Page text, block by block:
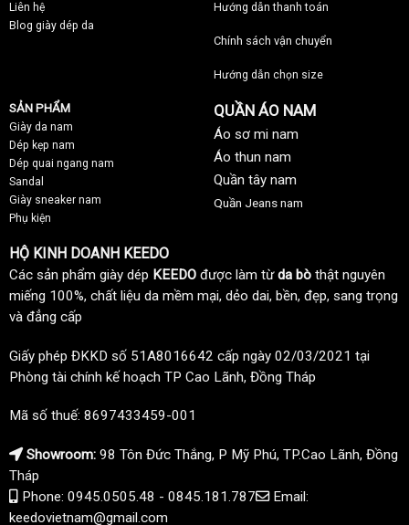
Liên hệ
Blog giày dép da
Hướng dẫn thanh toán
Chính sách vận chuyển
Hướng dẫn chọn size
SẢN PHẨM
Giày da nam
Dép kẹp nam
Dép quai ngang nam
Sandal
Giày sneaker nam
Phụ kiện
QUẦN ÁO NAM
Áo sơ mi nam
Áo thun nam
Quần tây nam
Quần Jeans nam
HỘ KINH DOANH KEEDO
Các sản phẩm giày dép KEEDO được làm từda bò thật nguyên
miếng 100%, chất liệu da mềm mại, dẻo dai, bền, đẹp, sang trọng
và đẳng cấp
Giấy phép ĐKKD số 51A8016642 cấp ngày 02/03/2021 tại
Phòng tài chính kế hoạch TP Cao Lãnh, Đồng Tháp
Mã số thuế: 8697433459-001
Showroom: 98 Tôn Đức Thắng, P Mỹ Phú, TP.Cao Lãnh, Đồng
Tháp
Phone: 0945.0505.48 - 0845.181.787
Email:
keedovietnam@gmail.com